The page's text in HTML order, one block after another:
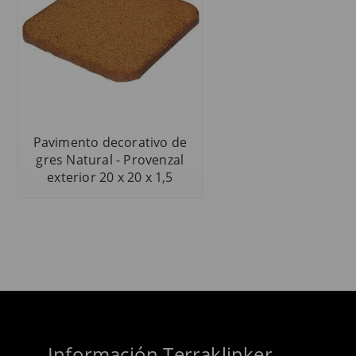
Pavimento decorativo de
gres Natural - Provenzal
exterior 20 x 20 x 1,5